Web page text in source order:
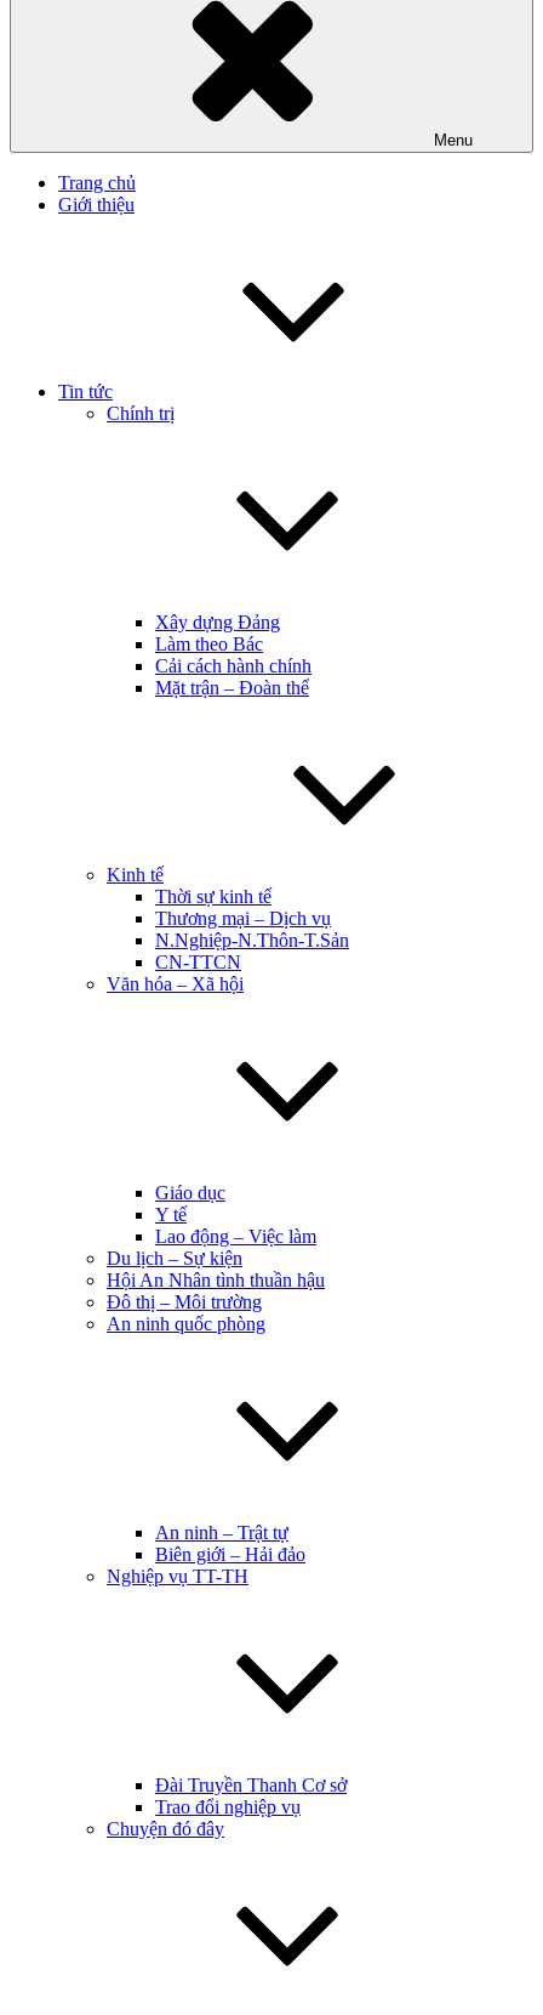
Menu
Trang chủ
Giới thiệu
Tin tức
Chính trị
Xây dựng Đảng
Làm theo Bác
Cải cách hành chính
Mặt trận – Đoàn thể
Kinh tế
Thời sự kinh tế
Thương mại – Dịch vụ
N.Nghiệp-N.Thôn-T.Sản
CN-TTCN
Văn hóa – Xã hội
Giáo dục
Y tế
Lao động – Việc làm
Du lịch – Sự kiện
Hội An Nhân tình thuần hậu
Đô thị – Môi trường
An ninh quốc phòng
An ninh – Trật tự
Biên giới – Hải đảo
Nghiệp vụ TT-TH
Đài Truyền Thanh Cơ sở
Trao đổi nghiệp vụ
Chuyện đó đây